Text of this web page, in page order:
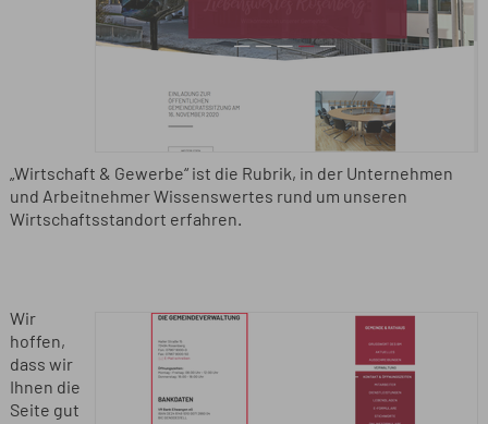
„Wirtschaft & Gewerbe“ ist die Rubrik, in der Unternehmen
und Arbeitnehmer Wissenswertes rund um unseren
Wirtschaftsstandort erfahren.
Wir
hoffen,
dass wir
Ihnen die
Seite gut